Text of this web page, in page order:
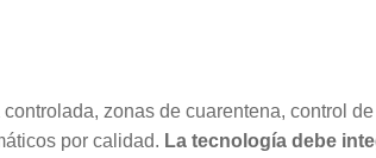
zonas de cuarentena, control
por calidad. La tecnología debe